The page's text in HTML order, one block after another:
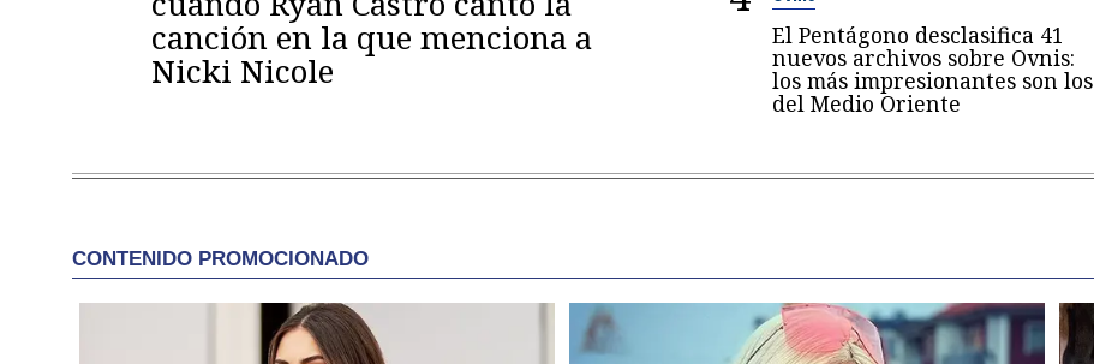
canción en la que menciona a
Nicki Nicole
El Pentágono desclasifica 41
nuevos archivos sobre Ovnis:
los más impresionantes son los
del Medio Oriente